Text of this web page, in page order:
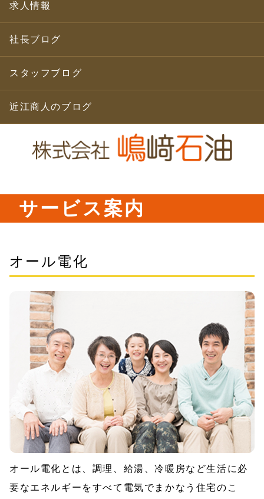
求人情報
社長ブログ
スタッフブログ
近江商人のブログ
サービス案内
オール電化
オール電化とは、調理、給湯、冷暖房など生活に必
要なエネルギーをすべて電気でまかなう住宅のこ